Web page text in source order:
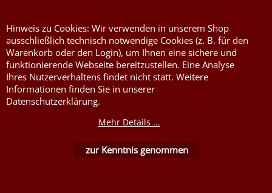
WebShop erstellt mit ShopFactory Shop Software.
Hinweis zu Cookies: Wir verwenden in unserem Shop
ausschließlich technisch notwendige Cookies (z. B. für den
Warenkorb oder den Login), um Ihnen eine sichere und
funktionierende Webseite bereitzustellen. Eine Analyse
Ihres Nutzerverhaltens findet nicht statt. Weitere
Informationen finden Sie in unserer
Datenschutzerklärung.
Mehr Details ...
zur Kenntnis genommen